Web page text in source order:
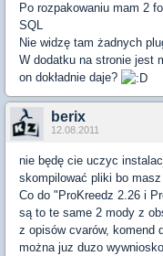
Po rozpakowaniu mam 2
SQL
Nie widzę tam żadnych
W dodatku na stronie jest
on dokładnie daje?
berix
12.08.2011
nie będę cie uczyc
skompilować pliki bo
Co do "ProKreedz 2.26 i
są to te same 2 mody z
z opisów cvarów, komend
można juz duzo